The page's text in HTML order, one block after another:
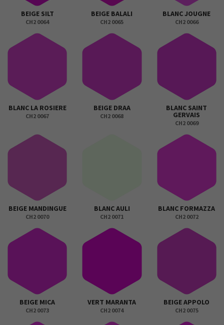
BEIGE SILT
CH2 0064
BEIGE BALALI
CH2 0065
BLANC JOUGNE
CH2 0066
BLANC LA ROSIERE
CH2 0067
BEIGE DRAA
CH2 0068
BLANC SAINT
GERVAIS
CH2 0069
BEIGE MANDINGUE
CH2 0070
BLANC AULI
CH2 0071
BLANC FORMAZZA
CH2 0072
BEIGE MICA
CH2 0073
VERT MARANTA
CH2 0074
BEIGE APPOLO
CH2 0075